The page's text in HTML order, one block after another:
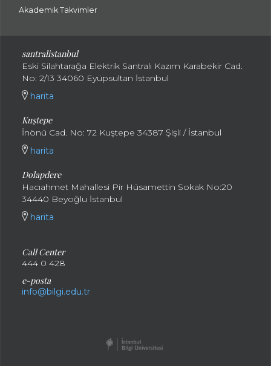
Akademik Takvimler
santralistanbul
Eski Silahtarağa Elektrik Santralı Kazım Karabekir Cad.
No: 2/13 34060 Eyüpsultan İstanbul
harita
Kuştepe
İnönü Cad. No: 72 Kuştepe 34387 Şişli / İstanbul
harita
Dolapdere
Hacıahmet Mahallesi Pir Hüsamettin Sokak No:20
34440 Beyoğlu İstanbul
harita
Call Center
444 0 428
e-posta
info@bilgi.edu.tr